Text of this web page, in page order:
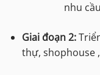
nhu
Giai đoạn 2:
thự, shophouse